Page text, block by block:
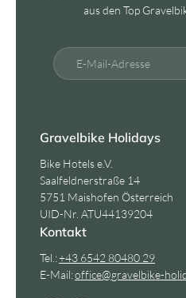
aus den Top
E-Mail-Adresse
Gravelbike Holidays
Bike Hotels e.V.
Saalfeldnerstraße 14
5751 Maishofen Österreich
UID-Nr. ATU44139204
Kontakt
Tel.:+43 6542 80480 29
E-Mail:office@gravelbike-